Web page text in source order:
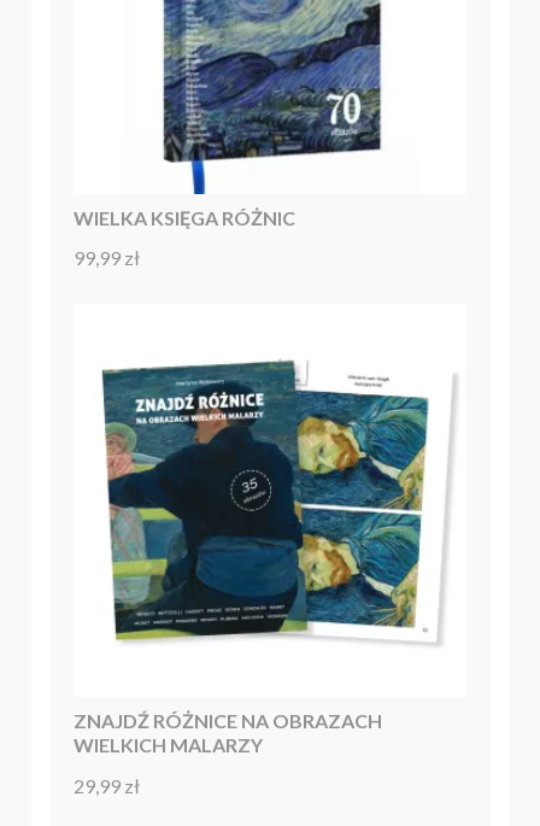
WIELKA KSIĘGA RÓŻNIC
Oceniono
99,99 zł
ZNAJDŹ RÓŻNICE NA OBRAZACH
WIELKICH MALARZY
Oceniono
29,99 zł